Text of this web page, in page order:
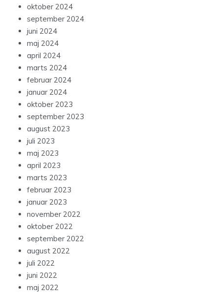
oktober 2024
september 2024
juni 2024
maj 2024
april 2024
marts 2024
februar 2024
januar 2024
oktober 2023
september 2023
august 2023
juli 2023
maj 2023
april 2023
marts 2023
februar 2023
januar 2023
november 2022
oktober 2022
september 2022
august 2022
juli 2022
juni 2022
maj 2022